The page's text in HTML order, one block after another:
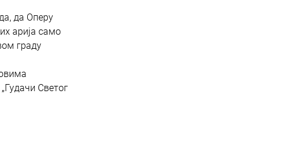
да Оперу
арија само
граду
Светог